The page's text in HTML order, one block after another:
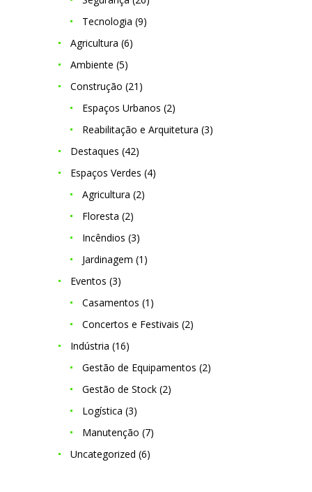
Tecnologia (9)
Agricultura (6)
Ambiente (5)
Construção (21)
Espaços Urbanos (2)
Reabilitação e Arquitetura (3)
Destaques (42)
Espaços Verdes (4)
Agricultura (2)
Floresta (2)
Incêndios (3)
Jardinagem (1)
Eventos (3)
Casamentos (1)
Concertos e Festivais (2)
Indústria (16)
Gestão de Equipamentos (2)
Gestão de Stock(2)
Logística (3)
Manutenção (7)
Uncategorized (6)